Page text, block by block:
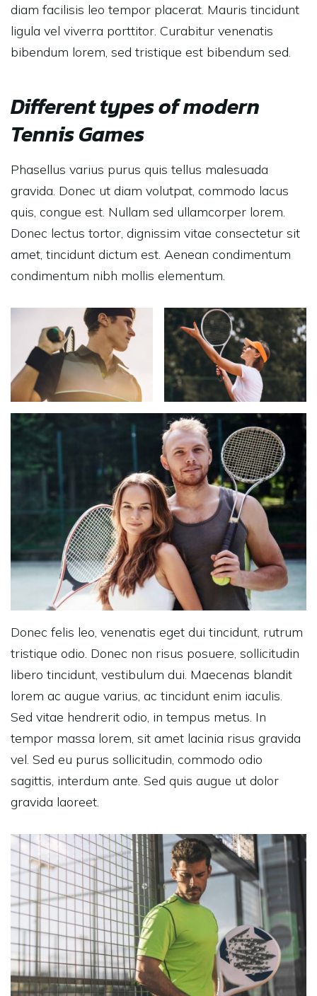
diam facilisis leo tempor placerat. Mauris tincidunt
ligula vel viverra porttitor. Curabitur venenatis
bibendum lorem, sed tristique est bibendum sed.
Different types of modern
Tennis Games
Phasellus varius purus quis tellus malesuada
gravida. Donec ut diam volutpat, commodo lacus
quis, congue est. Nullam sed ullamcorper lorem.
Donec lectus tortor, dignissim vitae consectetur sit
amet, tincidunt dictum est. Aenean condimentum
condimentum nibh mollis elementum.
Donec felis leo, venenatis eget dui tincidunt, rutrum
tristique odio. Donec non risus posuere, sollicitudin
libero tincidunt, vestibulum dui. Maecenas blandit
lorem ac augue varius, ac tincidunt enim iaculis.
Sed vitae hendrerit odio, in tempus metus. In
tempor massa lorem, sit amet lacinia risus gravida
vel. Sed eu purus sollicitudin, commodo odio
sagittis, interdum ante. Sed quis augue ut dolor
gravida laoreet.